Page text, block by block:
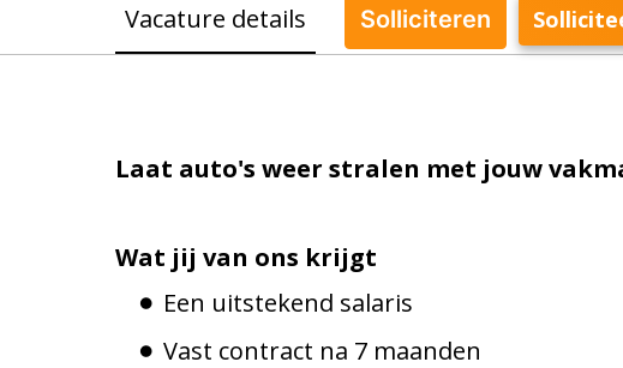
Vacature details Solliciteren
Laat auto's weer stralen met jouw
Wat jij van ons krijgt
Een uitstekend salaris
Vast contract na 7 maanden